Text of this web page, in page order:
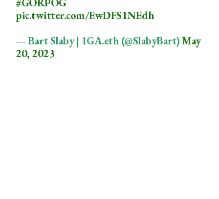
pic.twitter.com/EwDFS1NEdh
— Bart Slaby | 1GA.eth (@SlabyBart)May
20, 2023